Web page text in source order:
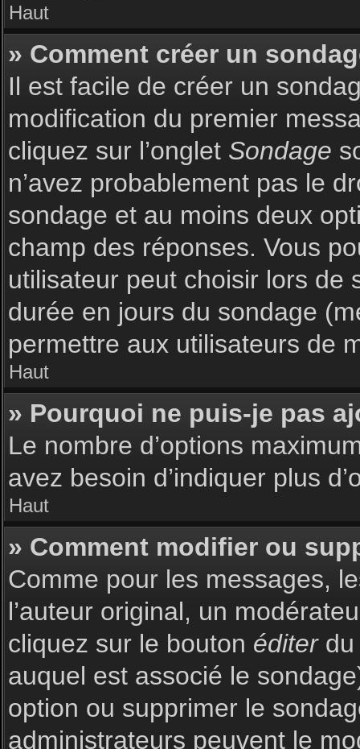
Haut
» Comment créer un
Il est facile de créer un
modification du premier
cliquez sur l’onglet Sondage
n’avez probablement pas le
sondage et au moins deux
champ des réponses. Vous
utilisateur peut choisir lors de
durée en jours du sondage
permettre aux utilisateurs de
Haut
» Pourquoi ne puis-je pas
Le nombre d’options
avez besoin d’indiquer plus
Haut
» Comment modifier ou
Comme pour les messages,
l’auteur original, un
cliquez sur le bouton éditerdu
auquel est associé le
option ou supprimer le
administrateurs peuvent le